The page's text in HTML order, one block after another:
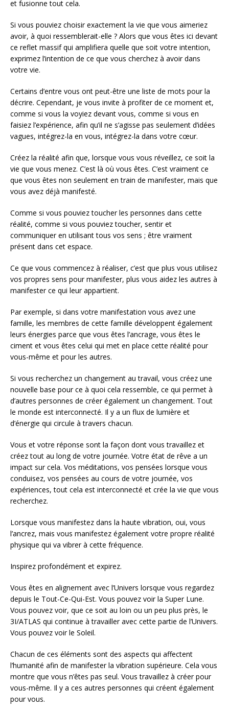
et fusionne tout cela.
Si vous pouviez choisir exactement la vie que vous aimeriez
avoir, à quoi ressemblerait-elle ? Alors que vous êtes ici devant
ce reflet massif qui amplifiera quelle que soit votre intention,
exprimez l’intention de ce que vous cherchez à avoir dans
votre vie.
Certains d’entre vous ont peut-être une liste de mots pour la
décrire. Cependant, je vous invite à profiter de ce moment et,
comme si vous la voyiez devant vous, comme si vous en
faisiez l’expérience, afin qu’il ne s’agisse pas seulement d’idées
vagues, intégrez-la en vous, intégrez-la dans votre cœur.
Créez la réalité afin que, lorsque vous vous réveillez, ce soit la
vie que vous menez. C’est là où vous êtes. C’est vraiment ce
que vous êtes non seulement en train de manifester, mais que
vous avez déjà manifesté.
Comme si vous pouviez toucher les personnes dans cette
réalité, comme si vous pouviez toucher, sentir et
communiquer en utilisant tous vos sens ; être vraiment
présent dans cet espace.
Ce que vous commencez à réaliser, c’est que plus vous utilisez
vos propres sens pour manifester, plus vous aidez les autres à
manifester ce qui leur appartient.
Par exemple, si dans votre manifestation vous avez une
famille, les membres de cette famille développent également
leurs énergies parce que vous êtes l’ancrage, vous êtes le
ciment et vous êtes celui qui met en place cette réalité pour
vous-même et pour les autres.
Si vous recherchez un changement au travail, vous créez une
nouvelle base pour ce à quoi cela ressemble, ce qui permet à
d’autres personnes de créer également un changement. Tout
le monde est interconnecté. Il y a un flux de lumière et
d’énergie qui circule à travers chacun.
Vous et votre réponse sont la façon dont vous travaillez et
créez tout au long de votre journée. Votre état de rêve a un
impact sur cela. Vos méditations, vos pensées lorsque vous
conduisez, vos pensées au cours de votre journée, vos
expériences, tout cela est interconnecté et crée la vie que vous
recherchez.
Lorsque vous manifestez dans la haute vibration, oui, vous
l’ancrez, mais vous manifestez également votre propre réalité
physique qui va vibrer à cette fréquence.
Inspirez profondément et expirez.
Vous êtes en alignement avec l’Univers lorsque vous regardez
depuis le Tout-Ce-Qui-Est. Vous pouvez voir la Super Lune.
Vous pouvez voir, que ce soit au loin ou un peu plus près, le
3I/ATLAS qui continue à travailler avec cette partie de l’Univers.
Vous pouvez voir le Soleil.
Chacun de ces éléments sont des aspects qui affectent
l’humanité afin de manifester la vibration supérieure. Cela vous
montre que vous n’êtes pas seul. Vous travaillez à créer pour
vous-même. Il y a ces autres personnes qui créent également
pour vous.